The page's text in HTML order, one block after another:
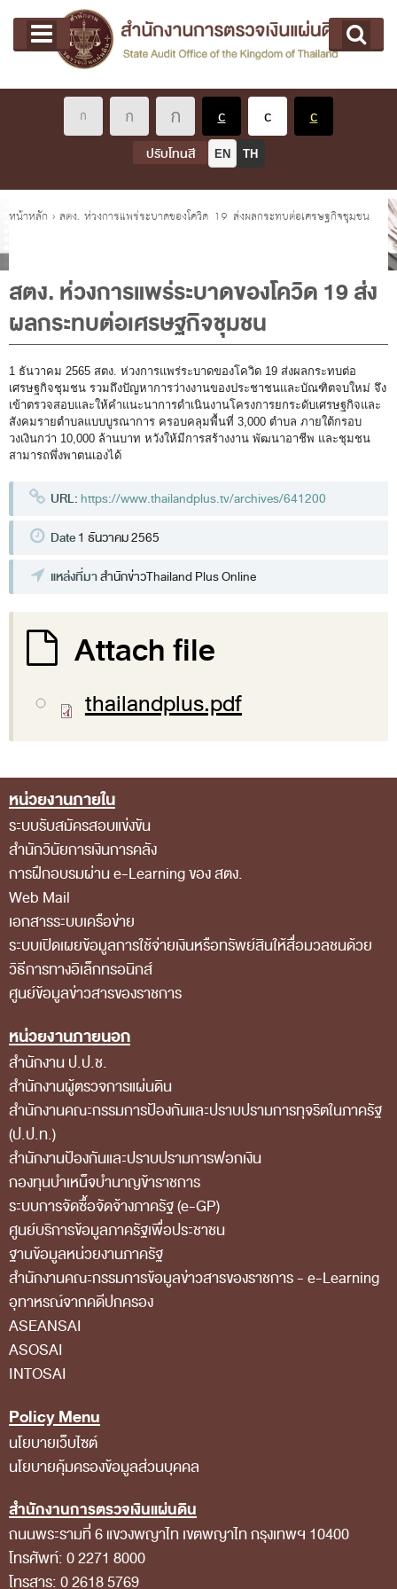
Main menu
หน้าแรก
เกี่ยวกับ คตง.
นโยบายการตรวจเงินแผ่นดิน
หลักเกณฑ์มาตรฐานเกี่ยวกับการตรวจเงินแผ่นดิน
ผู้ว่าการตรวจเงินแผ่นดิน
ประวัติสำนักงานการตรวจเงินแผ่นดิน
พรป. ว่าด้วยการตรวจเงินแผ่นดิน พ.ศ. 2561
แผนปฏิบัติราชการ ระยะ 5 ปี (พ.ศ. 2566 - 2570)
พระราชดำรัส รัชกาลที่ 9
ผู้บริหารสำนักงานการตรวจเงินแผ่นดิน
รองผู้ว่าการตรวจเงินแผ่นดิน
ผู้ตรวจเงินแผ่นดิน (สตภ.1-15)
ที่ปรึกษาการตรวจเงินแผ่นดิน
รองผู้ตรวจเงินแผ่นดิน (สตภ.1-15)
ผู้บริหารเทคโนโลยีสารสนเทศระดับสูง (CIO)
หน้าที่และอำนาจ
ภาพรวม
ส่วนกลาง
ส่วนภูมิภาค
คณะกรรมการตรวจสอบของสำนักงานการตรวจเงิน
แผ่นดิน
โครงสร้างคณะกรรมการตรวจสอบ
เอกสารที่เกี่ยวข้องกับคณะกรรมการตรวจสอบ
คณะกรรมการมาตรฐานจริยธรรมของเจ้าหน้าที่และ
บุคลากรอื่น
โครงสร้างคณะกรรมการ
เอกสารที่เกี่ยวข้อง
ตราสัญลักษณ์ สตง.
ผลการตรวจสอบ
ผลการตรวจสอบที่สำคัญ
สถิติการตรวจสอบรายงานการเงิน
ข้อมูลสาธารณะ
ข่าวสารการจัดซื้อจัดจ้างของ สตง.
แผนการจัดซื้อจัดจ้าง
ประกาศประกวดราคา/ราคากลาง/ขายพัสดุเสื่อม
สภาพ
สรุปผลการจัดซื้อจัดจ้าง
ข้อมูลสาระสำคัญในสัญญา
การรายงานผลการจัดซื้อจัดจ้าง หรือการจัดการ
พัสดุ
การประเมิน ITA
ศูนย์ข้อมูลข่าวสารของราชการ
ปรับโทนสี EN TH
คุณอยู่ที่
หน้าหลัก › สตง. ห่วงการแพร่ระบาดของโควิด 19 ส่งผลกระทบต่อเศรษฐกิจชุมชน
สตง. ห่วงการแพร่ระบาดของโควิด 19 ส่ง
ผลกระทบต่อเศรษฐกิจชุมชน
1 ธันวาคม 2565 สตง. ห่วงการแพร่ระบาดของโควิด 19 ส่งผลกระทบต่อ
เศรษฐกิจชุมชน รวมถึงปัญหาการว่างงานของประชาชนและบัณฑิตจบใหม่ จึง
เข้าตรวจสอบและให้คำแนะนาการดำเนินงานโครงการยกระดับเศรษฐกิจและ
สังคมรายตำบลแบบบูรณาการ ครอบคลุมพื้นที่ 3,000 ตำบล ภายใต้กรอบ
วงเงินกว่า 10,000 ล้านบาท หวังให้มีการสร้างงาน พัฒนาอาชีพ และชุมชน
สามารถพึ่งพาตนเองได้
URL: https://www.thailandplus.tv/archives/641200
Date1 ธันวาคม 2565
แหล่งที่มาสำนักข่าวThailand Plus Online
Attach file
thailandplus.pdf
Footer Menu
หน่วยงานภายใน
ระบบรับสมัครสอบแข่งขัน
สำนักวินัยการเงินการคลัง
การฝึกอบรมผ่าน e-Learning ของ สตง.
Web Mail
เอกสารระบบเครือข่าย
ระบบเปิดเผยข้อมูลการใช้จ่ายเงินหรือทรัพย์สินให้สื่อมวลชนด้วย
วิธีการทางอิเล็กทรอนิกส์
ศูนย์ข้อมูลข่าวสารของราชการ
หน่วยงานภายนอก
สำนักงาน ป.ป.ช.
สำนักงานผู้ตรวจการแผ่นดิน
สำนักงานคณะกรรมการป้องกันและปราบปรามการทุจริตในภาครัฐ
(ป.ป.ท.)
สำนักงานป้องกันและปราบปรามการฟอกเงิน
กองทุนบำเหน็จบำนาญข้าราชการ
ระบบการจัดซื้อจัดจ้างภาครัฐ (e-GP)
ศูนย์บริการข้อมูลภาครัฐเพื่อประชาชน
ฐานข้อมูลหน่วยงานภาครัฐ
สํานักงานคณะกรรมการข้อมูลข่าวสารของราชการ - e-Learning
อุทาหรณ์จากคดีปกครอง
ASEANSAI
ASOSAI
INTOSAI
Policy Menu
นโยบายเว็บไซต์
นโยบายคุ้มครองข้อมูลส่วนบุคคล
สำนักงานการตรวจเงินแผ่นดิน
ถนนพระรามที่ 6 แขวงพญาไท เขตพญาไท กรุงเทพฯ 10400
โทรศัพท์: 0 2271 8000
โทรสาร: 0 2618 5769